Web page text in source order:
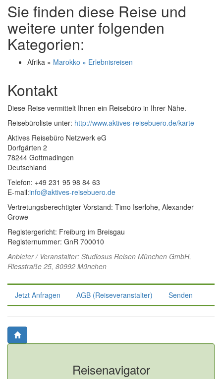
Sie finden diese Reise und
weitere unter folgenden
Kategorien:
Afrika » Marokko » Erlebnisreisen
Kontakt
Diese Reise vermittelt Ihnen ein Reisebüro in Ihrer Nähe.
Reisebüroliste unter: http://www.aktives-reisebuero.de/karte
Aktives Reisebüro Netzwerk eG
Dorfgärten 2
78244 Gottmadingen
Deutschland
Telefon: +49 231 95 98 84 63
E-mail:info@aktives-reisebuero.de
Vertretungsberechtigter Vorstand: Timo Iserlohe, Alexander
Growe
Registergericht: Freiburg im Breisgau
Registernummer: GnR 700010
Anbieter / Veranstalter: Studiosus Reisen München GmbH,
Riesstraße 25, 80992 München
Jetzt Anfragen AGB (Reiseveranstalter) Senden
Reisenavigator